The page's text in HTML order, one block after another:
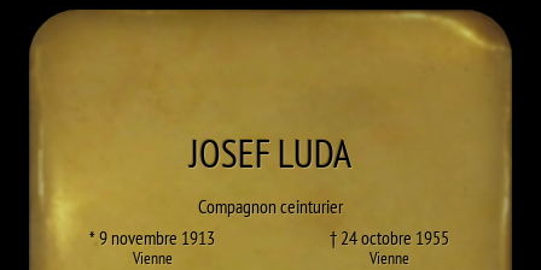
JOSEFLUDA
Compagnon ceinturier
* 9 novembre 1913
Vienne
† 24 octobre 1955
Vienne